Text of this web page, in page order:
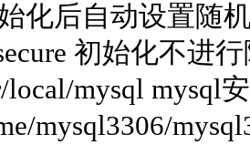
化后自动设置随
初始化不进
local/mysql mysql
mysql3306/